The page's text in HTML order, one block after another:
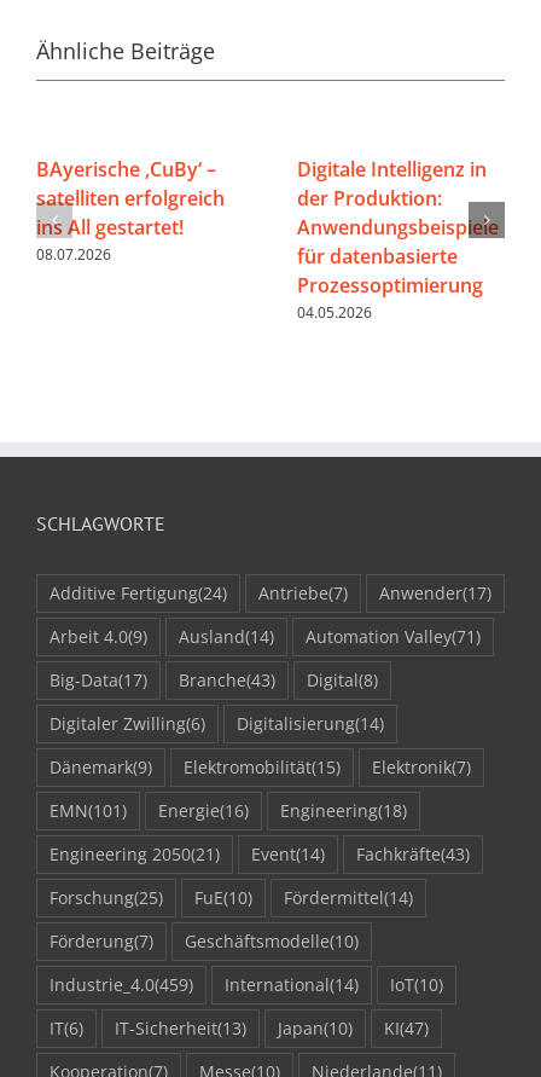
Ähnliche Beiträge
BAyerische ‚CuBy‘ –
satelliten erfolgreich
ins All gestartet!
08.07.2026
Digitale Intelligenz in
der Produktion:
Anwendungsbeispiele
für datenbasierte
Prozessoptimierung
04.05.2026
SCHLAGWORTE
Additive Fertigung(24) Antriebe(7) Anwender(17)
Arbeit 4.0(9) Ausland(14) Automation Valley(71)
Big-Data(17) Branche(43) Digital(8)
Digitaler Zwilling(6) Digitalisierung(14)
Dänemark(9) Elektromobilität(15) Elektronik(7)
EMN(101) Energie(16) Engineering(18)
Engineering 2050(21) Event(14) Fachkräfte(43)
Forschung(25) FuE(10) Fördermittel(14)
Förderung(7) Geschäftsmodelle(10)
Industrie_4.0(459) International(14) IoT(10)
IT(6) IT-Sicherheit(13) Japan(10) KI(47)
Kooperation(7) Messe(10) Niederlande(11)